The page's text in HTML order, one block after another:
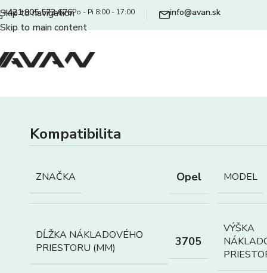
Skip to navigation
Skip to main content
+421 905 573 676Po - Pi 8:00 - 17:00 info@avan.sk
Kompatibilita
ZNAČKA Opel MODEL
DĹŽKA NÁKLADOVÉHO
PRIESTORU (MM)
3705
VÝŠKA